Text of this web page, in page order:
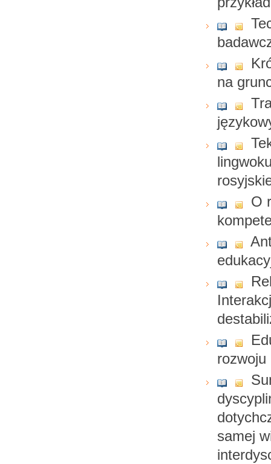
na
O
rozwoju
samej